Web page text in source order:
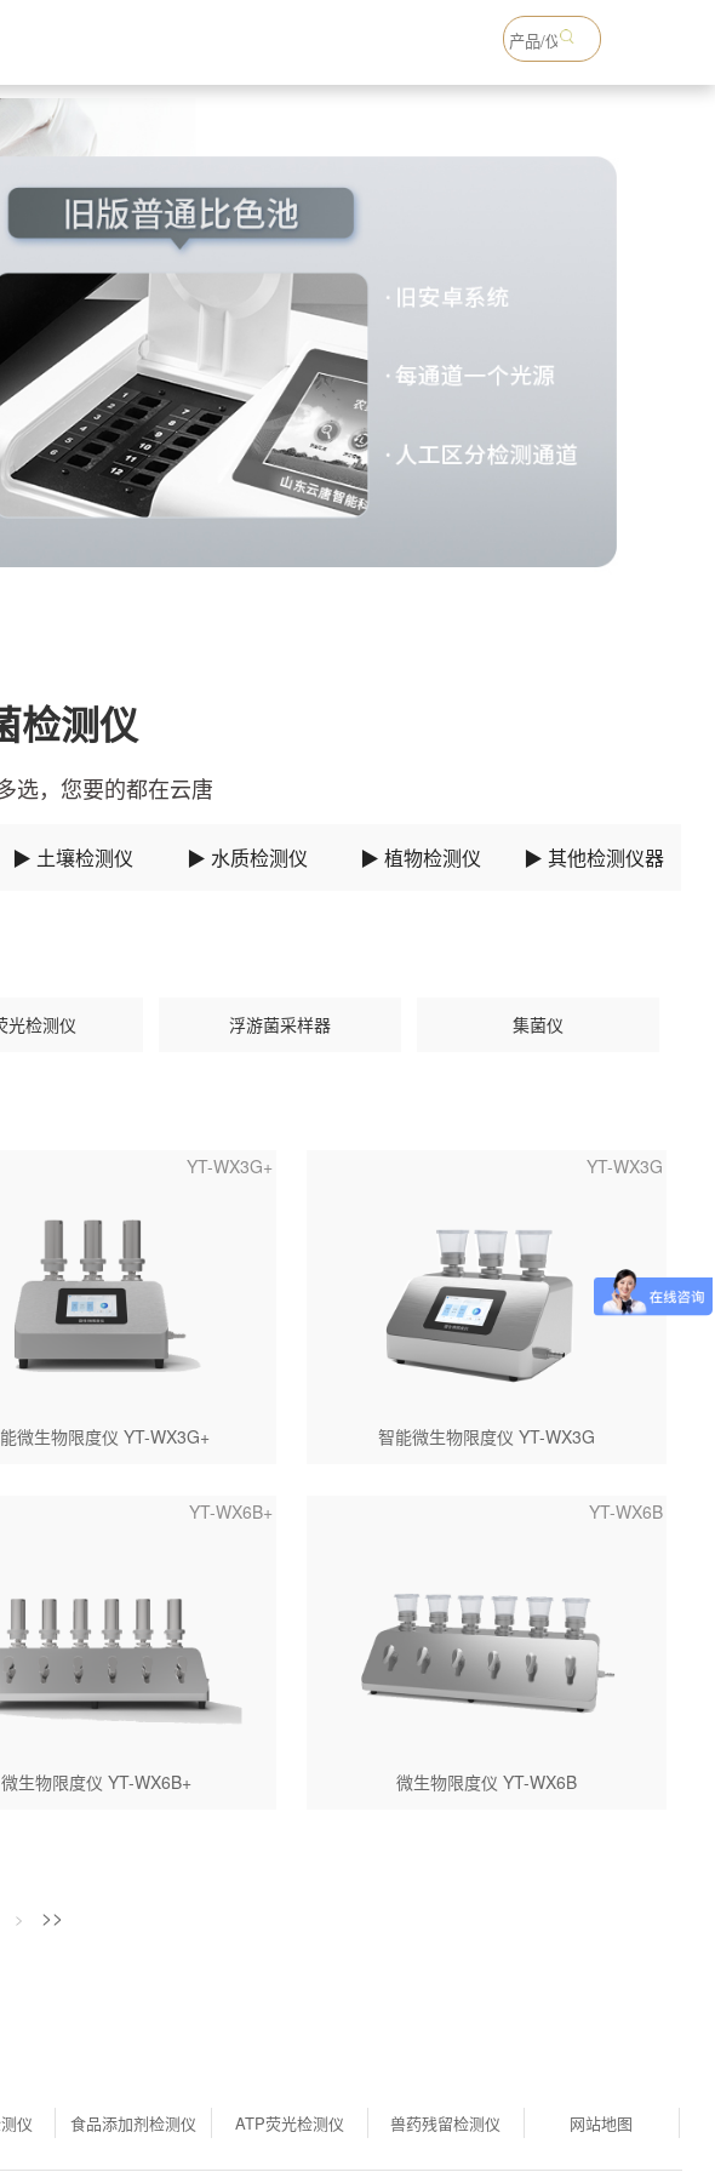
检测仪
选，您要的都在云唐
▶ 土壤检测仪 ▶ 水质检测仪 ▶ 植物检测仪 ▶ 其他检测仪器
光检测仪 浮游菌采样器 集菌仪
YT-WX3G+
微生物限度仪 YT-WX3G+
YT-WX3G
智能微生物限度仪 YT-WX3G
YT-WX6B+
微生物限度仪 YT-WX6B+
YT-WX6B
微生物限度仪 YT-WX6B
> >>
仪 食品添加剂检测仪 ATP荧光检测仪 兽药残留检测仪 网站地图